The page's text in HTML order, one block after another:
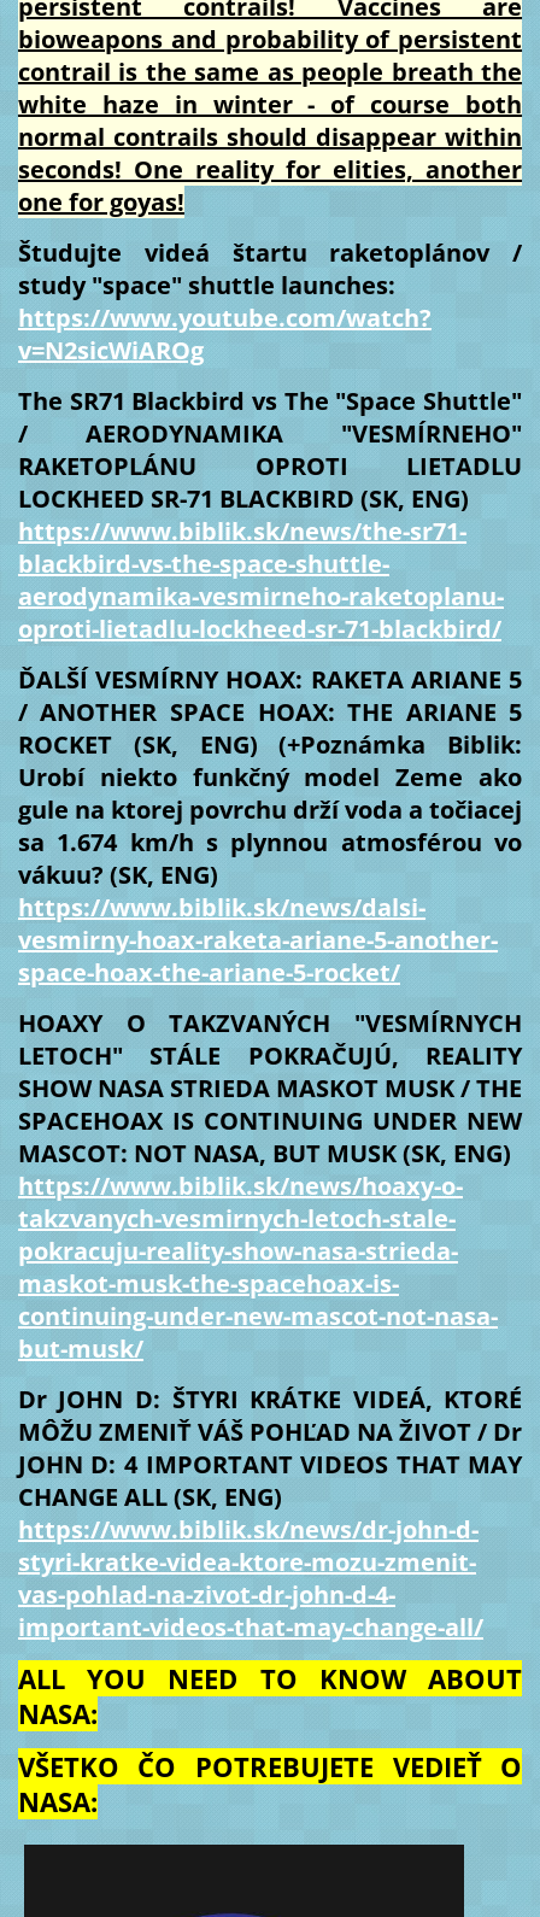
persistent contrails! Vaccines are
bioweapons and probability of persistent
contrail is the same as people breath the
white haze in winter - of course both
normal contrails should disappear within
seconds! One reality for elities, another
one for goyas!
Študujte videá štartu raketoplánov /
study "space" shuttle launches:
https://www.youtube.com/watch?
v=N2sicWiAROg
The SR71 Blackbird vs The "Space Shuttle"
/ AERODYNAMIKA "VESMÍRNEHO"
RAKETOPLÁNU OPROTI LIETADLU
LOCKHEED SR-71 BLACKBIRD (SK, ENG)
https://www.biblik.sk/news/the-sr71-
blackbird-vs-the-space-shuttle-
aerodynamika-vesmirneho-raketoplanu-
oproti-lietadlu-lockheed-sr-71-blackbird/
ĎALŠÍ VESMÍRNY HOAX: RAKETA ARIANE 5
/ ANOTHER SPACE HOAX: THE ARIANE 5
ROCKET (SK, ENG) (+Poznámka Biblik:
Urobí niekto funkčný model Zeme ako
gule na ktorej povrchu drží voda a točiacej
sa 1.674 km/h s plynnou atmosférou vo
vákuu? (SK, ENG)
https://www.biblik.sk/news/dalsi-
vesmirny-hoax-raketa-ariane-5-another-
space-hoax-the-ariane-5-rocket/
HOAXY O TAKZVANÝCH "VESMÍRNYCH
LETOCH" STÁLE POKRAČUJÚ, REALITY
SHOW NASA STRIEDA MASKOT MUSK / THE
SPACEHOAX IS CONTINUING UNDER NEW
MASCOT: NOT NASA, BUT MUSK (SK, ENG)
https://www.biblik.sk/news/hoaxy-o-
takzvanych-vesmirnych-letoch-stale-
pokracuju-reality-show-nasa-strieda-
maskot-musk-the-spacehoax-is-
continuing-under-new-mascot-not-nasa-
but-musk/
Dr JOHN D: ŠTYRI KRÁTKE VIDEÁ, KTORÉ
MÔŽU ZMENIŤ VÁŠ POHĽAD NA ŽIVOT / Dr
JOHN D: 4 IMPORTANT VIDEOS THAT MAY
CHANGE ALL (SK, ENG)
https://www.biblik.sk/news/dr-john-d-
styri-kratke-videa-ktore-mozu-zmenit-
vas-pohlad-na-zivot-dr-john-d-4-
important-videos-that-may-change-all/
ALL YOU NEED TO KNOW ABOUT
NASA:
VŠETKO ČO POTREBUJETE VEDIEŤ O
NASA: